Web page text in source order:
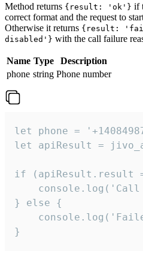
Method returns {result: 'ok'} if
correct format and the request to
Otherwise it returns {result:
disabled'} with the call failure
Name Type
Description
phone string Phone number
let phone =
let apiResult =
if (apiResult.result
} else {
}